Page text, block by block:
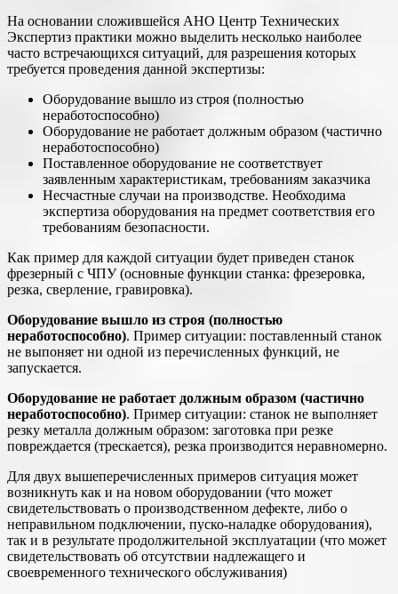
На основании сложившейся АНО Центр Технических
Экспертиз практики можно выделить несколько наиболее
часто встречающихся ситуаций, для разрешения которых
требуется проведения данной экспертизы:
Оборудование вышло из строя (полностью
неработоспособно)
Оборудование не работает должным образом (частично
неработоспособно)
Поставленное оборудование не соответствует
заявленным характеристикам, требованиям заказчика
Несчастные случаи на производстве. Необходима
экспертиза оборудования на предмет соответствия его
требованиям безопасности.
Как пример для каждой ситуации будет приведен станок
фрезерный с ЧПУ (основные функции станка: фрезеровка,
резка, сверление, гравировка).
Оборудование вышло из строя (полностью
неработоспособно). Пример ситуации: поставленный станок
не выпоняет ни одной из перечисленных функций, не
запускается.
Оборудование не работает должным образом (частично
неработоспособно). Пример ситуации: станок не выполняет
резку металла должным образом: заготовка при резке
повреждается (трескается), резка производится неравномерно.
Для двух вышеперечисленных примеров ситуация может
возникнуть как и на новом оборудовании (что может
свидетельствовать о производственном дефекте, либо о
неправильном подключении, пуско-наладке оборудования),
так и в результате продолжительной эксплуатации (что может
свидетельствовать об отсутствии надлежащего и
своевременного технического обслуживания)